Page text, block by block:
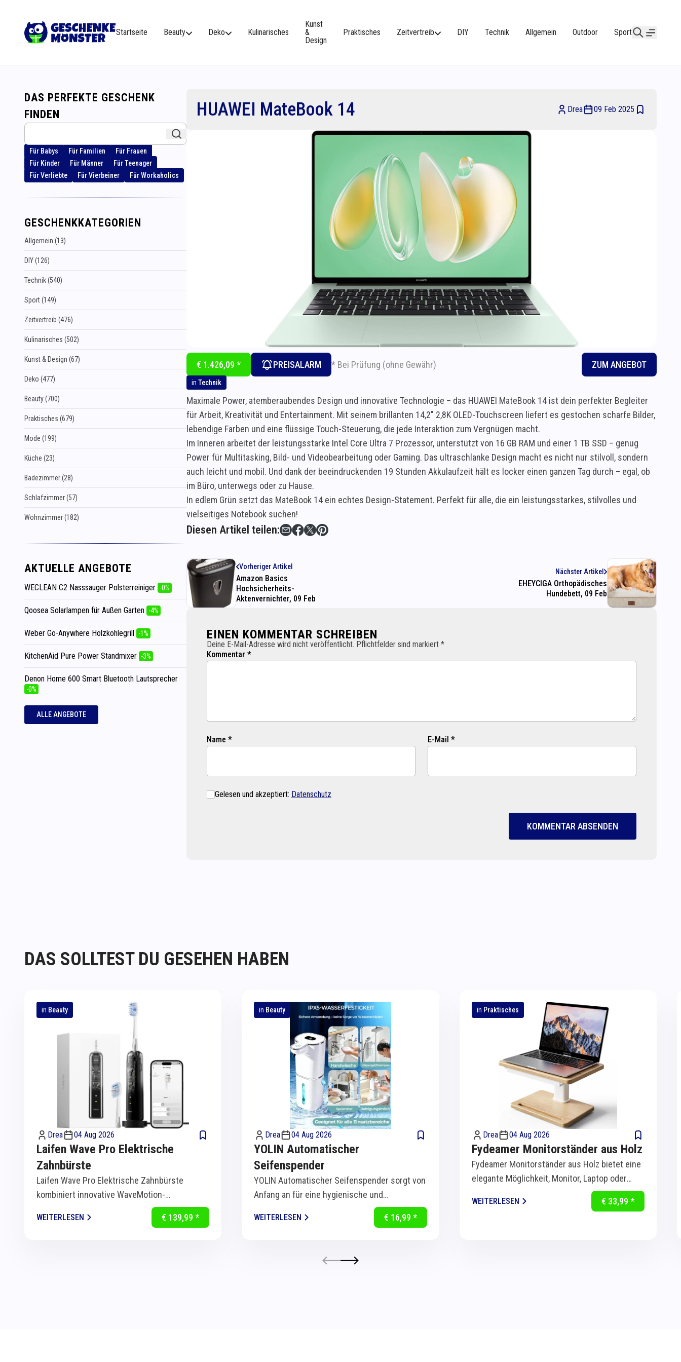
Startseite Beauty Deko Kulinarisches
Kunst
&
Design
Praktisches Zeitvertreib DIY Technik Allgemein Outdoor Sport
HUAWEI MateBook 14 Drea 09 Feb 2025
€ 1.426,09 * PREISALARM * Bei Prüfung (ohne Gewähr) ZUM ANGEBOT
in Technik
Maximale Power, atemberaubendes Design und innovative Technologie – das HUAWEI MateBook 14 ist dein perfekter Begleiter
für Arbeit, Kreativität und Entertainment. Mit seinem brillanten 14,2" 2,8K OLED-Touchscreen liefert es gestochen scharfe Bilder,
lebendige Farben und eine flüssige Touch-Steuerung, die jede Interaktion zum Vergnügen macht.
Im Inneren arbeitet der leistungsstarke Intel Core Ultra 7 Prozessor, unterstützt von 16 GB RAM und einer 1 TB SSD – genug
Power für Multitasking, Bild- und Videobearbeitung oder Gaming. Das ultraschlanke Design macht es nicht nur stilvoll, sondern
auch leicht und mobil. Und dank der beeindruckenden 19 Stunden Akkulaufzeit hält es locker einen ganzen Tag durch – egal, ob
im Büro, unterwegs oder zu Hause.
In edlem Grün setzt das MateBook 14 ein echtes Design-Statement. Perfekt für alle, die ein leistungsstarkes, stilvolles und
vielseitiges Notebook suchen!
Diesen Artikel teilen:
Vorheriger Artikel
Amazon Basics
Hochsicherheits-
Aktenvernichter, 09 Feb
Nächster Artikel
EHEYCIGA Orthopädisches
Hundebett, 09 Feb
EINEN KOMMENTAR SCHREIBEN
Deine E-Mail-Adresse wird nicht veröffentlicht. Pflichtfelder sind markiert *
Kommentar *
Name * E-Mail *
Gelesen und akzeptiert: Datenschutz
KOMMENTAR ABSENDEN
DAS PERFEKTE GESCHENK
FINDEN
Für Babys Für Familien
Für Frauen
Für Kinder
Für Männer
Für Teenager
Für Verliebte
Für Vierbeiner Für Workaholics
GESCHENKKATEGORIEN
Allgemein (13)
DIY (126)
Technik (540)
Sport (149)
Zeitvertreib (476)
Kulinarisches (502)
Kunst & Design (67)
Deko (477)
Beauty (700)
Praktisches (679)
Mode (199)
Küche (23)
Badezimmer (28)
Schlafzimmer (57)
Wohnzimmer (182)
AKTUELLE ANGEBOTE
WECLEAN C2 Nasssauger Polsterreiniger -0%
Qoosea Solarlampen für Außen Garten -4%
Weber Go-Anywhere Holzkohlegrill -1%
KitchenAid Pure Power Standmixer -3%
Denon Home 600 Smart Bluetooth Lautsprecher
-0%
ALLE ANGEBOTE
DAS SOLLTEST DU GESEHEN HABEN
in Beauty
Drea 04 Aug 2026
Laifen Wave Pro Elektrische
Zahnbürste
Laifen Wave Pro Elektrische Zahnbürste
kombiniert innovative WaveMotion-
Technologie mit intelligenter Sensorik für
eine...
WEITERLESEN € 139,99 *
in Beauty
Drea 04 Aug 2026
YOLIN Automatischer
Seifenspender
YOLIN Automatischer Seifenspender sorgt von
Anfang an für eine hygienische und
komfortable Handreinigung in Küche und Bad.
Dank...
WEITERLESEN € 16,99 *
in Praktisches
Drea 04 Aug 2026
Fydeamer Monitorständer aus Holz
Fydeamer Monitorständer aus Holz bietet eine
elegante Möglichkeit, Monitor, Laptop oder
Bildschirm ergonomisch auf Augenhöhe zu...
WEITERLESEN € 33,99 *